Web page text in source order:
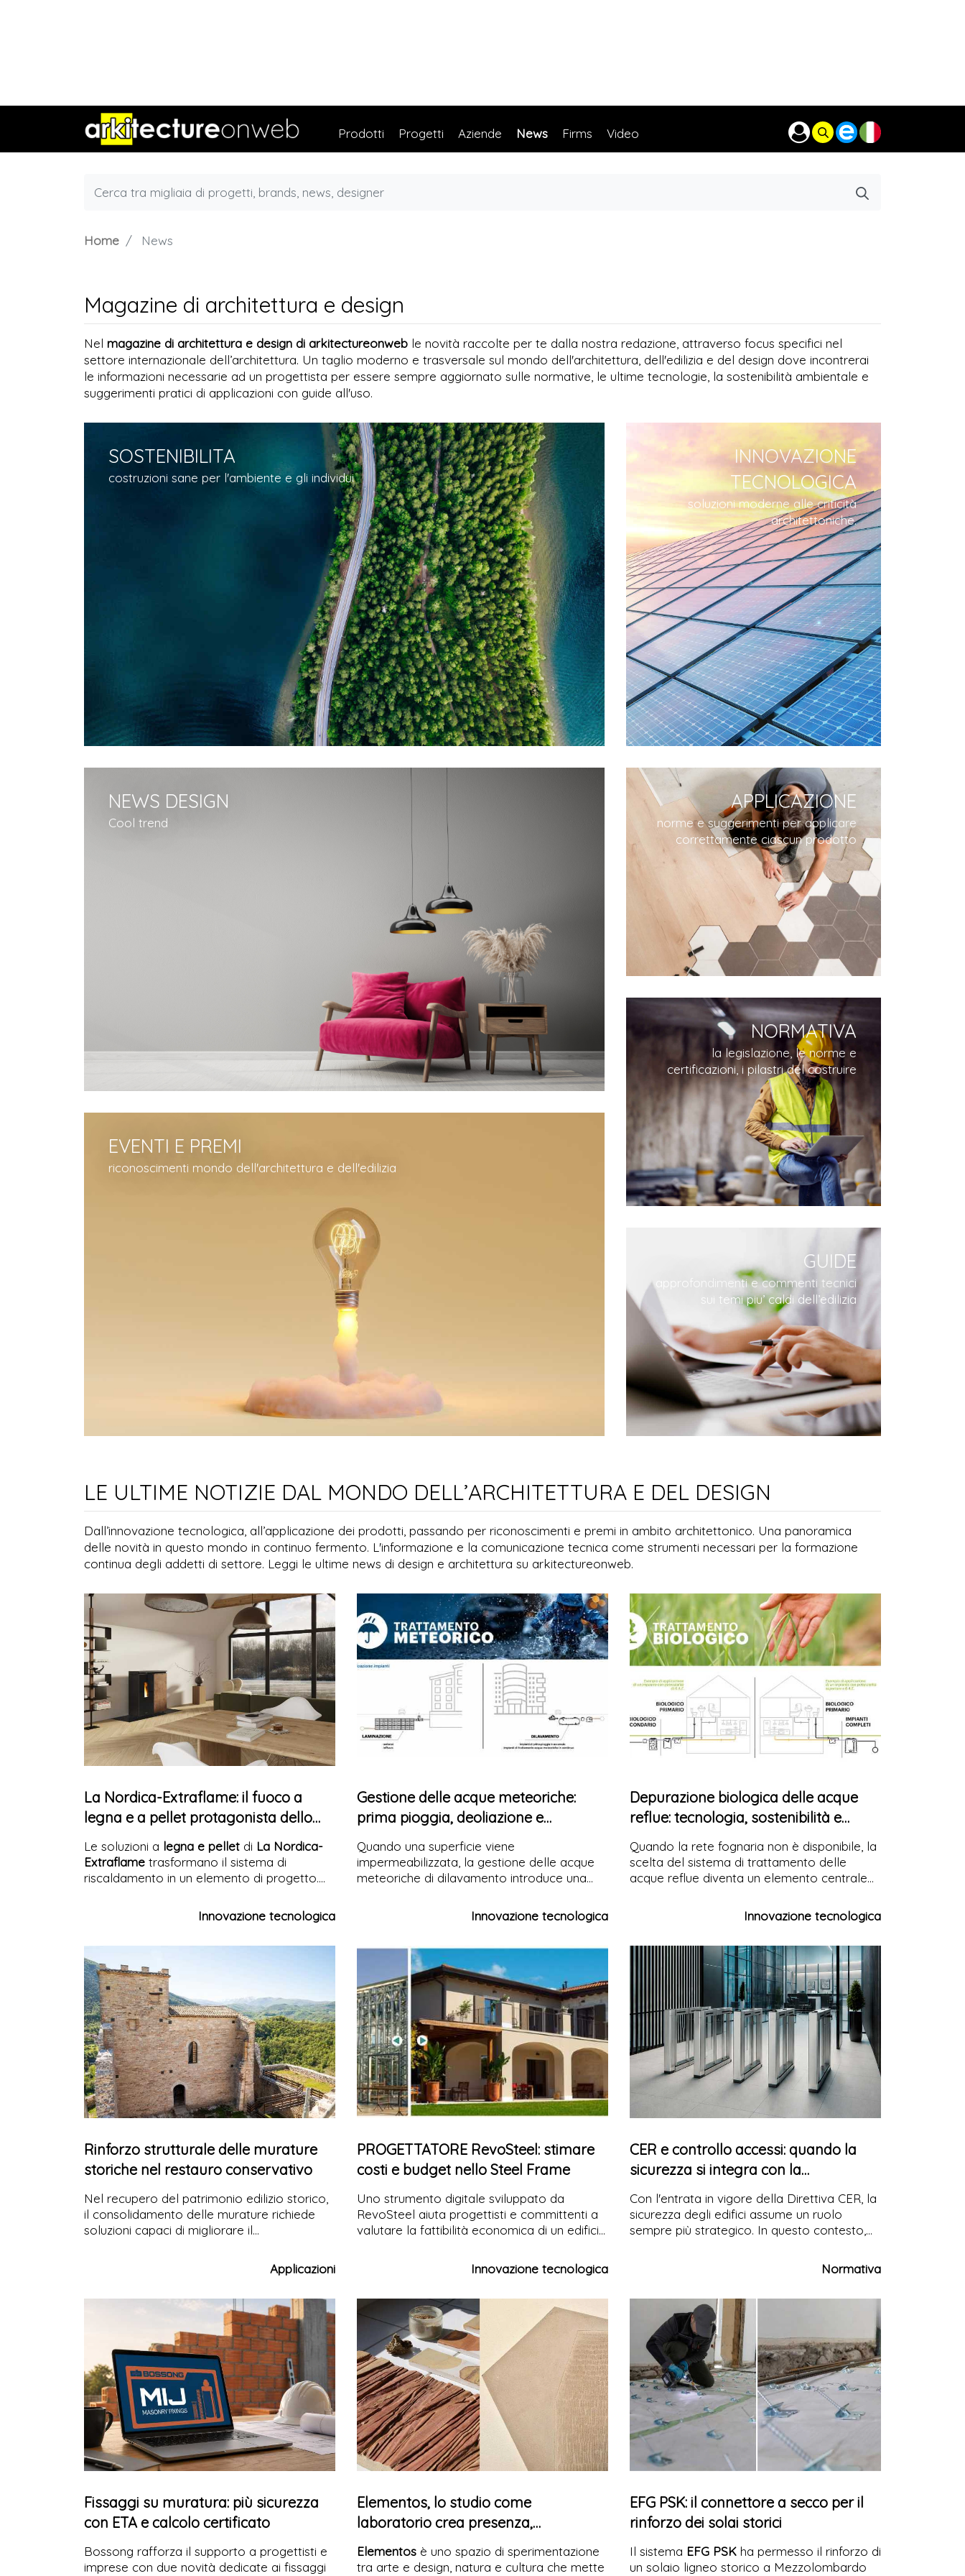
Prodotti Progetti Aziende News Firms Video
Home News
Magazine di architettura e design
Nel magazine di architettura e design di arkitectureonweb le novità raccolte per te dalla nostra redazione, attraverso focus specifici nel
settore internazionale dell’architettura. Un taglio moderno e trasversale sul mondo dell'architettura, dell'edilizia e del design dove incontrerai
le informazioni necessarie ad un progettista per essere sempre aggiornato sulle normative, le ultime tecnologie, la sostenibilità ambientale e
suggerimenti pratici di applicazioni con guide all'uso.
SOSTENIBILITA
costruzioni sane per l'ambiente e gli individui
INNOVAZIONE
TECNOLOGICA
soluzioni moderne alle criticità
architettoniche.
NEWS DESIGN
Cool trend
EVENTI E PREMI
riconoscimenti mondo dell'architettura e dell'edilizia
APPLICAZIONE
norme e suggerimenti per applicare
correttamente ciascun prodotto
NORMATIVA
la legislazione, le norme e
certificazioni, i pilastri del costruire
GUIDE
approfondimenti e commenti tecnici
sui temi piu’ caldi dell’edilizia
LE ULTIME NOTIZIE DAL MONDO DELL’ARCHITETTURA E DEL DESIGN
Dall’innovazione tecnologica, all’applicazione dei prodotti, passando per riconoscimenti e premi in ambito architettonico. Una panoramica
delle novità in questo mondo in continuo fermento. L'informazione e la comunicazione tecnica come strumenti necessari per la formazione
continua degli addetti di settore. Leggi le ultime news di design e architettura su arkitectureonweb.
La Nordica-Extraflame: il fuoco a
legna e a pellet protagonista dello
spazio domestico
Le soluzioni a legna e pellet di La Nordica-
Extraflame trasformano il sistema di
riscaldamento in un elemento di progetto.
termoprodotti, una gamma completa che
efficienza energetica, design e
esigenze architettoniche e impiantistiche.
Innovazione tecnologica
Gestione delle acque meteoriche:
prima pioggia, deoliazione e
invarianza idraulica
Quando una superficie viene
impermeabilizzata, la gestione delle acque
meteoriche di dilavamento introduce una
caratteristiche qualitative dello scarico sia
alla capacità idraulica del corpo ricettore. La
meteoriche risolve entrambe le criticità,
integrando i sistemi di trattamento della
prima pioggia con i bacini di laminazione
inPluvio per le grandi portate.
Innovazione tecnologica
Depurazione biologica delle acque
reflue: tecnologia, sostenibilità e
nuovi sistemi SBR
Quando la rete fognaria non è disponibile, la
scelta del sistema di trattamento delle
acque reflue diventa un elemento centrale
Starplast propone soluzioni SBR compatte e
certificate che uniscono efficienza
Innovazione tecnologica
Rinforzo strutturale delle murature
storiche nel restauro conservativo
Nel recupero del patrimonio edilizio storico,
il consolidamento delle murature richiede
soluzioni capaci di migliorare il
l'aspetto originario delle murature. Con il
sistema NETFIX STEEL MATRIX, CVR
armata dei giunti che unisce efficacia,
durabilità e compatibilità con le murature
Applicazioni
PROGETTATORE RevoSteel: stimare
costi e budget nello Steel Frame
Uno strumento digitale sviluppato da
RevoSteel aiuta progettisti e committenti a
valutare la fattibilità economica di un edificio
progettuali. Un approccio che mette in
relazione desideri, prestazioni e budget
costi di costruzione.
Innovazione tecnologica
CER e controllo accessi: quando la
sicurezza si integra con la
progettazione
Con l'entrata in vigore della Direttiva CER, la
sicurezza degli edifici assume un ruolo
sempre più strategico. In questo contesto,
SpeedStile FLS Ultra Compact, una
soluzione progettata per integrare controllo
architettonica anche negli spazi più
complessi e ridotti.
Normativa
Fissaggi su muratura: più sicurezza
con ETA e calcolo certificato
Bossong rafforza il supporto a progettisti e
imprese con due novità dedicate ai fissaggi
Elementos, lo studio come
laboratorio crea presenza,
attenzione, ritmo
Elementosè uno spazio di sperimentazione
tra arte e design, natura e cultura che mette
EFG PSK: il connettore a secco per il
rinforzo dei solai storici
Il sistema EFG PSKha permesso il rinforzo di
un solaio ligneo storico a Mezzolombardo